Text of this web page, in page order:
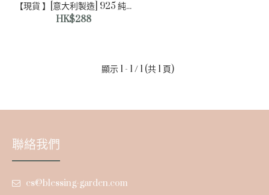
【現貨 】[意大利製造] 925 純銀頸鏈
HK$288
顯示 1 - 1 / 1 (共 1 頁)
聯絡我們
cs@blessing-garden.com